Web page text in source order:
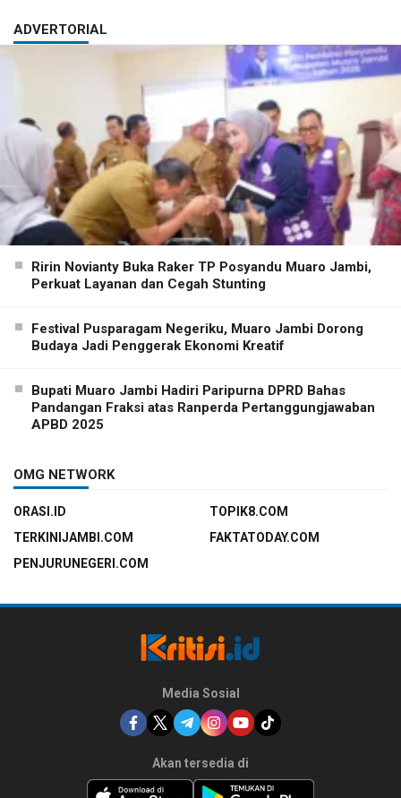
ADVERTORIAL
Ririn Novianty Buka Raker TP Posyandu Muaro Jambi,
Perkuat Layanan dan Cegah Stunting
Festival Pusparagam Negeriku, Muaro Jambi Dorong
Budaya Jadi Penggerak Ekonomi Kreatif
Bupati Muaro Jambi Hadiri Paripurna DPRD Bahas
Pandangan Fraksi atas Ranperda Pertanggungjawaban
APBD 2025
OMG NETWORK
ORASI.ID
TOPIK8.COM
TERKINIJAMBI.COM
FAKTATODAY.COM
PENJURUNEGERI.COM
Media Sosial
Akan tersedia di